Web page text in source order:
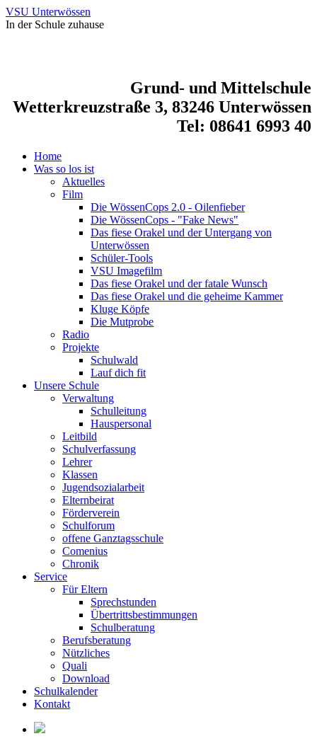
VSU Unterwössen
In der Schule zuhause
Grund- und Mittelschule
Wetterkreuzstraße 3, 83246 Unterwössen
Tel: 08641 6993 40
Home
Was so los ist
Aktuelles
Film
Die WössenCops 2.0 - Oilenfieber
Die WössenCops - "Fake News"
Das fiese Orakel und der Untergang von
Unterwössen
Schüler-Tools
VSU Imagefilm
Das fiese Orakel und der fatale Wunsch
Das fiese Orakel und die geheime Kammer
Kluge Köpfe
Die Mutprobe
Radio
Projekte
Schulwald
Lauf dich fit
Unsere Schule
Verwaltung
Schulleitung
Hauspersonal
Leitbild
Schulverfassung
Lehrer
Klassen
Jugendsozialarbeit
Elternbeirat
Förderverein
Schulforum
offene Ganztagsschule
Comenius
Chronik
Service
Für Eltern
Sprechstunden
Übertrittsbestimmungen
Schulberatung
Berufsberatung
Nützliches
Quali
Download
Schulkalender
Kontakt